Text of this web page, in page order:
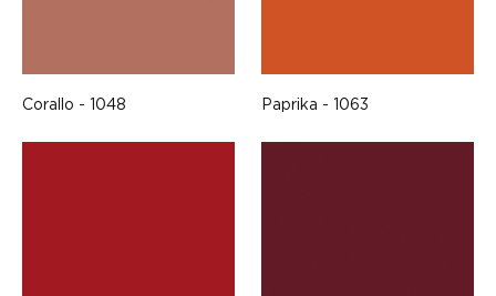
Corallo - 1048 Paprika - 1063